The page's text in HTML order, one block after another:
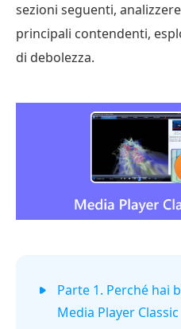
sezioni seguenti,
principali contendenti,
di debolezza.
Parte 1. Perché hai
Media Player Classic